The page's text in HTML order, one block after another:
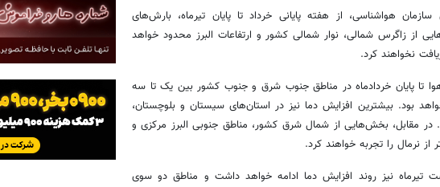
هواشناسی، از هفته پایانی خرداد تا پایان تیرماه، بارش‌های
از زاگرس شمالی، نوار شمالی کشور و ارتفاعات البرز محدود خواهد
نخواهند کرد.
تا پایان خردادماه در مناطق جنوب شرق و جنوب کشور بین یک تا سه
بود. بیشترین افزایش دما نیز در استان‌های سیستان و بلوچستان،
مقابل، بخش‌هایی از شمال شرق کشور، مناطق جنوبی البرز مرکزی و
نرمال را تجربه خواهند کرد.
تیرماه نیز روند افزایش دما ادامه خواهد داشت و مناطق دو سوی